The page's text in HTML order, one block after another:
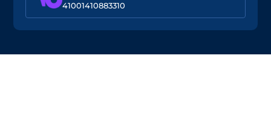
41001410883310